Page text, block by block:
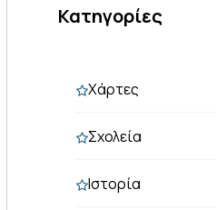
Κατηγορίες
Χάρτες
Σχολεία
Ιστορία